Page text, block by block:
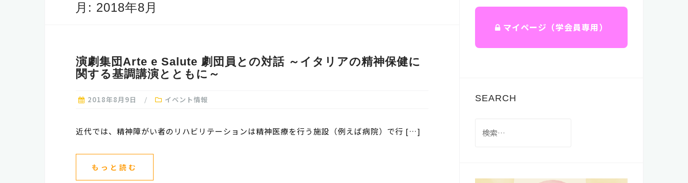
月: 2018年8月
演劇集団Arte e Salute 劇団員との対話 ～イタリアの精神保健に
関する基調講演とともに～
2018年8月9日 イベント情報
近代では、精神障がい者のリハビリテーションは精神医療を行う施設（例えば病院）で行 […]
もっと読む
マイページ（学会員専用）
SEARCH
索: